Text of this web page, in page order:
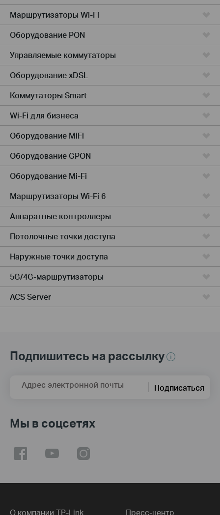
Маршрутизаторы Wi-Fi
Оборудование PON
Управляемые коммутаторы
Оборудование xDSL
Коммутаторы Smart
Wi-Fi для бизнеса
Оборудование MiFi
Оборудование GPON
Оборудование Mi-Fi
Маршрутизаторы Wi-Fi 6
Аппаратные контроллеры
Потолочные точки доступа
Наружные точки доступа
5G/4G-маршрутизаторы
ACS Server
Подпишитесь на рассылку
Адрес электронной почты Подписаться
Мы в соцсетях
О компании TP-Link Пресс-центр